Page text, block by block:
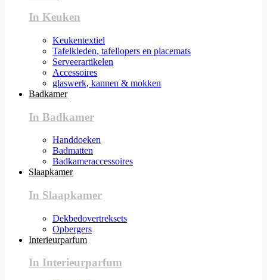
In Keuken
Keukentextiel
Tafelkleden, tafellopers en placemats
Serveerartikelen
Accessoires
glaswerk, kannen & mokken
Badkamer
In Badkamer
Handdoeken
Badmatten
Badkameraccessoires
Slaapkamer
In Slaapkamer
Dekbedovertreksets
Opbergers
Interieurparfum
In Interieurparfum